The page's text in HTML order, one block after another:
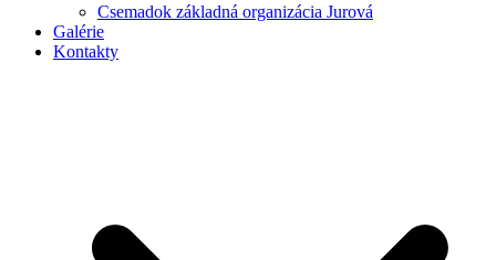
Csemadok základná organizácia Jurová
Galérie
Kontakty